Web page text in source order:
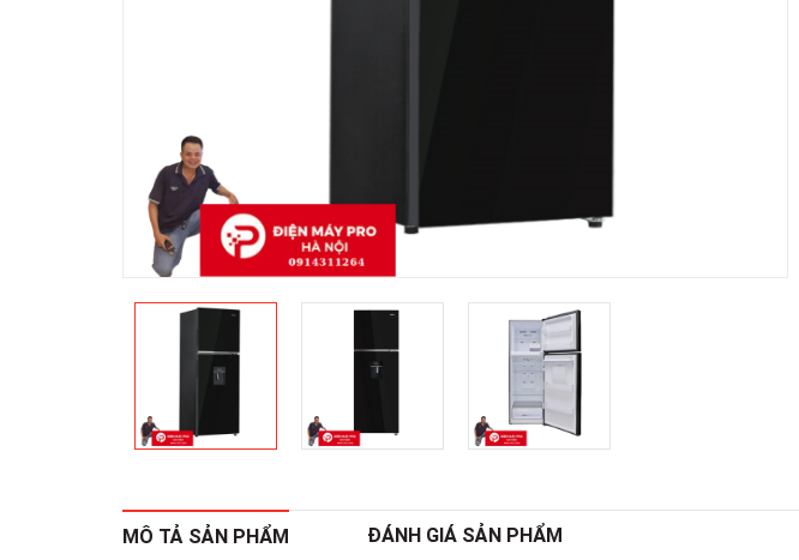
MÔ TẢ SẢN PHẨM ĐÁNH GIÁ SẢN PHẨM